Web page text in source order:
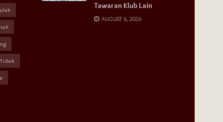
oleh
Tidak
Tawaran Klub Lain
AUGUST 6, 2026